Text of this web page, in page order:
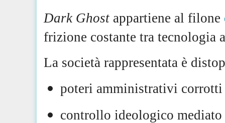
Dark Ghost appartiene al filone
frizione costante tra tecnologia
La società rappresentata è
poteri amministrativi corrotti
controllo ideologico